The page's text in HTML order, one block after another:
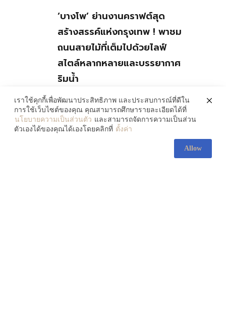
‘บางโพ’ ย่านงานคราฟต์สุด
สร้างสรรค์แห่งกรุงเทพ ! พาชม
ถนนสายไม้ที่เต็มไปด้วยไลฟ์
สไตล์หลากหลายและบรรยากาศ
ริมน้ำ
July 30, 2026
เราใช้คุกกี้เพื่อพัฒนาประสิทธิภาพ และประสบการณ์ที่ดีใน
การใช้เว็บไซต์ของคุณ คุณสามารถศึกษารายละเอียดได้ที่
นโยบายความเป็นส่วนตัว และสามารถจัดการความเป็นส่วน
ตัวเองได้ของคุณได้เองโดยคลิกที่ ตั้งค่า
Allow